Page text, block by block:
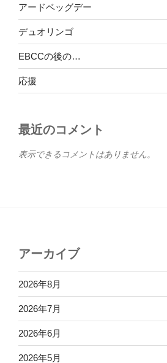
アードベッグデー
デュオリンゴ
EBCCの後の…
応援
最近のコメント
表示できるコメントはありません。
アーカイブ
2026年8月
2026年7月
2026年6月
2026年5月